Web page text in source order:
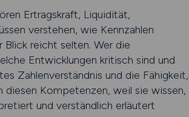
Ertragskraft, Liquidität,
verstehen, wie Kennzahlen
reicht selten. Wer die
Entwicklungen kritisch sind und
Zahlenverständnis und die Fähigkeit,
diesen Kompetenzen, weil sie wissen,
und verständlich erläutert